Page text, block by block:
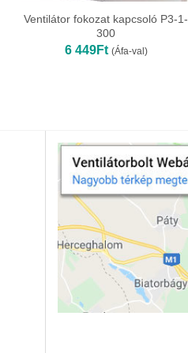
Ventilátor fokozat kapcsoló P3-1-
300
6 449Ft (Áfa-val)